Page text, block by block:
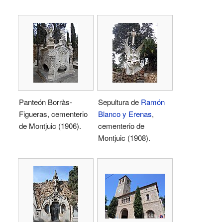
Panteón Borràs-
Figueras, cementerio
de Montjuic (1906).
Sepultura de Ramón
Blanco y Erenas,
cementerio de
Montjuic (1908).